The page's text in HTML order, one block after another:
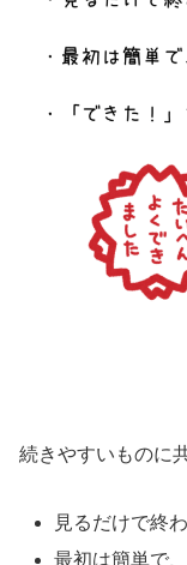
続きやすいものに
見るだけで終
最初は簡単で